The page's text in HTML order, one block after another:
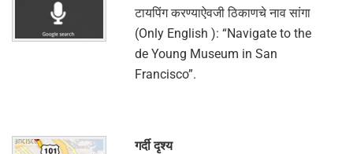
टायपिंग करण्याऐवजी ठिकाणचे नाव सांगा
(Only English ): “Navigate to the
de Young Museum in San
Francisco”.
गर्दी दृश्य